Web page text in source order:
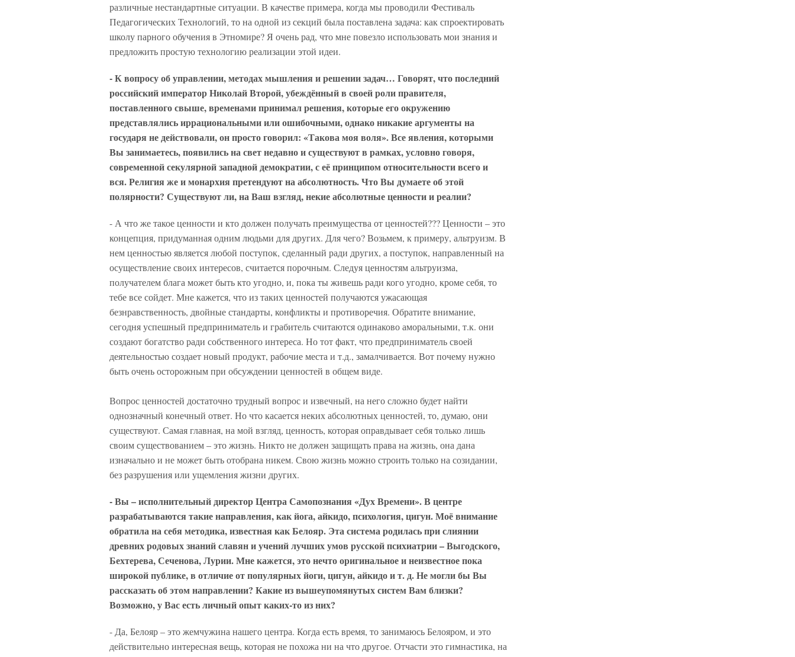
различные нестандартные ситуации. В качестве примера, когда мы проводили Фестиваль
Педагогических Технологий, то на одной из секций была поставлена задача: как спроектировать
школу парного обучения в Этномире? Я очень рад, что мне повезло использовать мои знания и
предложить простую технологию реализации этой идеи.
- К вопросу об управлении, методах мышления и решении задач… Говорят, что последний
российский император Николай Второй, убеждённый в своей роли правителя,
поставленного свыше, временами принимал решения, которые его окружению
представлялись иррациональными или ошибочными, однако никакие аргументы на
государя не действовали, он просто говорил: «Такова моя воля». Все явления, которыми
Вы занимаетесь, появились на свет недавно и существуют в рамках, условно говоря,
современной секулярной западной демократии, с её принципом относительности всего и
вся. Религия же и монархия претендуют на абсолютность. Что Вы думаете об этой
полярности? Существуют ли, на Ваш взгляд, некие абсолютные ценности и реалии?
- А что же такое ценности и кто должен получать преимущества от ценностей??? Ценности – это
концепция, придуманная одним людьми для других. Для чего? Возьмем, к примеру, альтруизм. В
нем ценностью является любой поступок, сделанный ради других, а поступок, направленный на
осуществление своих интересов, считается порочным. Следуя ценностям альтруизма,
получателем блага может быть кто угодно, и, пока ты живешь ради кого угодно, кроме себя, то
тебе все сойдет. Мне кажется, что из таких ценностей получаются ужасающая
безнравственность, двойные стандарты, конфликты и противоречия. Обратите внимание,
сегодня успешный предприниматель и грабитель считаются одинаково аморальными, т.к. они
создают богатство ради собственного интереса. Но тот факт, что предприниматель своей
деятельностью создает новый продукт, рабочие места и т.д., замалчивается. Вот почему нужно
быть очень осторожным при обсуждении ценностей в общем виде.
Вопрос ценностей достаточно трудный вопрос и извечный, на него сложно будет найти
однозначный конечный ответ. Но что касается неких абсолютных ценностей, то, думаю, они
существуют. Самая главная, на мой взгляд, ценность, которая оправдывает себя только лишь
своим существованием – это жизнь. Никто не должен защищать права на жизнь, она дана
изначально и не может быть отобрана никем. Свою жизнь можно строить только на созидании,
без разрушения или ущемления жизни других.
- Вы – исполнительный директор Центра Самопознания «Дух Времени». В центре
разрабатываются такие направления, как йога, айкидо, психология, цигун. Моё внимание
обратила на себя методика, известная как Белояр. Эта система родилась при слиянии
древних родовых знаний славян и учений лучших умов русской психиатрии – Выгодского,
Бехтерева, Сеченова, Лурии. Мне кажется, это нечто оригинальное и неизвестное пока
широкой публике, в отличие от популярных йоги, цигун, айкидо и т. д. Не могли бы Вы
рассказать об этом направлении? Какие из вышеупомянутых систем Вам близки?
Возможно, у Вас есть личный опыт каких-то из них?
- Да, Белояр – это жемчужина нашего центра. Когда есть время, то занимаюсь Белояром, и это
действительно интересная вещь, которая не похожа ни на что другое. Отчасти это гимнастика, на